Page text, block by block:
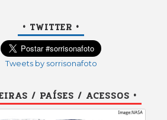
• TWITTER •
Tweets by sorrisonafoto
/ PAÍSES / ACESSOS •